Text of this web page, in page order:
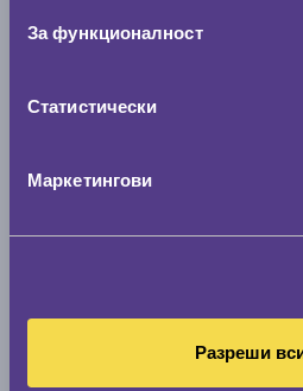
За функционалност
Статистически
Маркетингови
Разреши
Летни гуми APOLLO